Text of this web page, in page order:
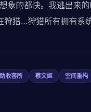
象的都快。我逃出来
狩猎...狩猎所有拥有系
收容所 蔡文姬 空间重构